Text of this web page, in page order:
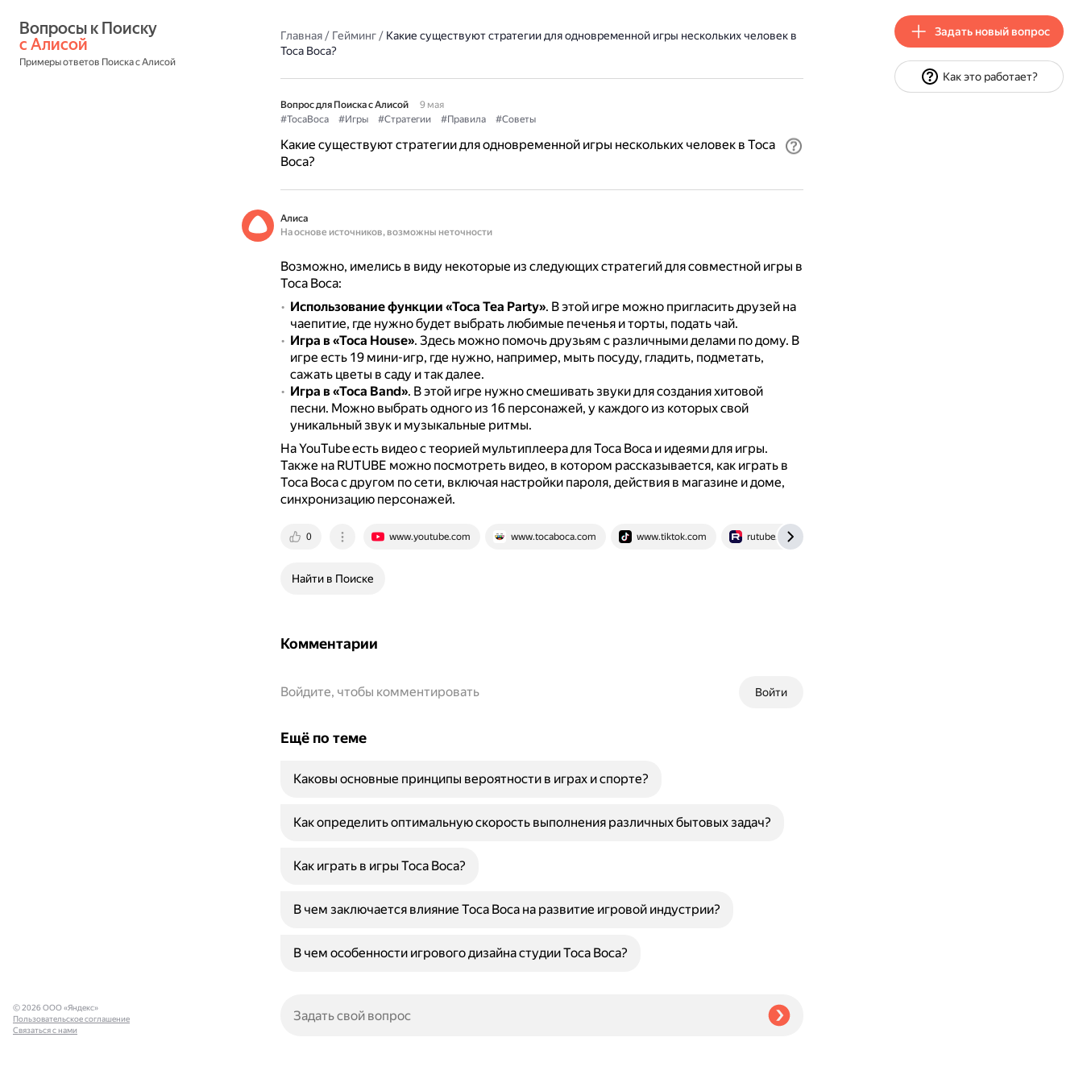
с Алисой
Примеры ответов Поиска с Алисой
Главная/ Гейминг/ Какие существуют стратегии для одновременной игры нескольких человек в
Toca Boca?
Вопрос для Поиска с Алисой
9 мая
#TocaBoca
#Игры #Стратегии #Правила #Советы
Какие существуют стратегии для одновременной игры нескольких человек в Toca
Boca?
Алиса
На основе источников, возможны неточности
Возможно, имелись в виду некоторые из следующих стратегий для совместной игры в
Toca Boca:
Использование функции «Toca Tea Party». В этой игре можно пригласить друзей на
чаепитие, где нужно будет выбрать любимые печенья и торты, подать чай.
Игра в «Toca House». Здесь можно помочь друзьям с различными делами по дому. В
игре есть 19 мини-игр, где нужно, например, мыть посуду, гладить, подметать,
сажать цветы в саду и так далее.
Игра в «Toca Band». В этой игре нужно смешивать звуки для создания хитовой
песни. Можно выбрать одного из 16 персонажей, у каждого из которых свой
уникальный звук и музыкальные ритмы.
На YouTube есть видео с теорией мультиплеера для Toca Boca и идеями для игры.
Также на RUTUBE можно посмотреть видео, в котором рассказывается, как играть в
Toca Boca с другом по сети, включая настройки пароля, действия в магазине и доме,
синхронизацию персонажей.
0 www.youtube.com www.tocaboca.com www.tiktok.com rutube.ru
Найти в Поиске
Комментарии
Войти
Войдите, чтобы комментировать
Ещё по теме
Каковы основные принципы вероятности в играх и спорте?
Как определить оптимальную скорость выполнения различных бытовых задач?
Как играть в игры Toca Boca?
В чем заключается влияние Toca Boca на развитие игровой индустрии?
В чем особенности игрового дизайна студии Toca Boca?
© 2026 ООО «Яндекс»
Пользовательское соглашение
Связаться с нами
Задать новый вопрос
Как это работает?